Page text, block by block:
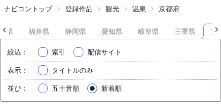
ナビコントップ 登録作品 観光 温泉 京都府
県 福井県 静岡県 愛知県 岐阜県 三重県 京
絞込 ： 索引 配信サイト
表示 ： タイトルのみ
並び ： 五十音順 新着順